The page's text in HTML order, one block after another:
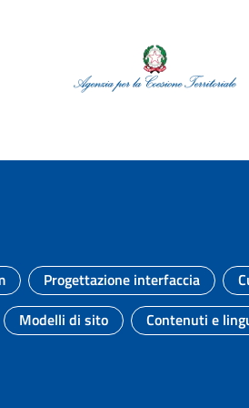
Argomento:
Progettazione interfaccia
Argomento:
Modelli di sito Contenuti e